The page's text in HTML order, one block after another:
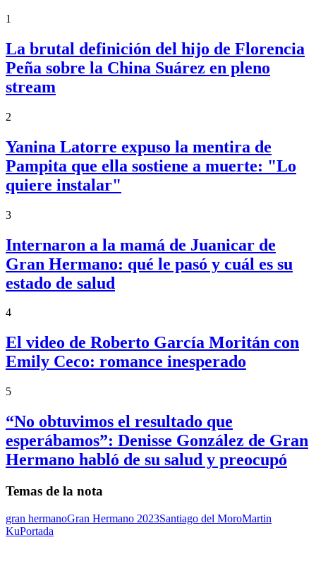
1
La brutal definición del hijo de Florencia
Peña sobre la China Suárez en pleno
stream
2
Yanina Latorre expuso la mentira de
Pampita que ella sostiene a muerte: "Lo
quiere instalar"
3
Internaron a la mamá de Juanicar de
Gran Hermano: qué le pasó y cuál es su
estado de salud
4
El video de Roberto García Moritán con
Emily Ceco: romance inesperado
5
“No obtuvimos el resultado que
esperábamos”: Denisse González de Gran
Hermano habló de su salud y preocupó
Temas de la nota
gran hermanoGran Hermano 2023Santiago del MoroMartin
KuPortada